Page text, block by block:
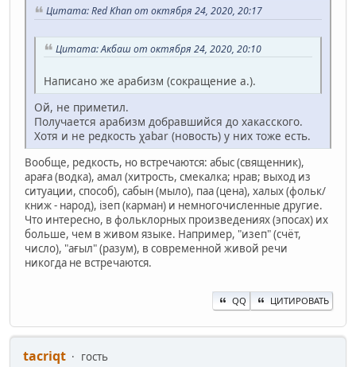
Цитата: Red Khan от октября 24, 2020, 20:17
Цитата: Акбаш от октября 24, 2020, 20:10
Написано же арабизм (сокращение а.).
Ой, не приметил.
Получается арабизм добравшийся до хакасского.
Хотя и не редкость χabar (новость) у них тоже есть.
Вообще, редкость, но встречаются: абыс (священник),
араға (водка), амал (хитрость, смекалка; нрав; выход из
ситуации, способ), сабын (мыло), паа (цена), халых (фольк/
книж - народ), iзеп (карман) и немногочисленные другие.
Что интересно, в фольклорных произведениях (эпосах) их
больше, чем в живом языке. Например, "изеп" (счёт,
число), "ағыл" (разум), в современной живой речи
никогда не встречаются.
QQ ЦИТИРОВАТЬ
ta‍criqt
гость